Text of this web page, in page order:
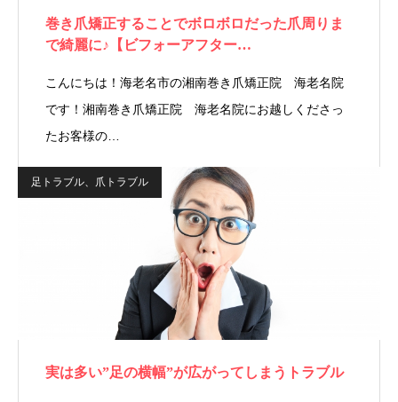
巻き爪矯正することでボロボロだった爪周りま
で綺麗に♪【ビフォーアフター…
こんにちは！海老名市の湘南巻き爪矯正院 海老名院
です！湘南巻き爪矯正院 海老名院にお越しくださっ
たお客様の…
足トラブル、爪トラブル
実は多い”足の横幅”が広がってしまうトラブル